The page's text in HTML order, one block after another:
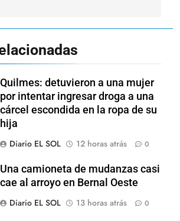
Quilmes: detuvieron a una mujer
por intentar ingresar droga a una
cárcel escondida en la ropa de su
hija
Diario EL SOL
12 horas atrás 0
Una camioneta de mudanzas casi
cae al arroyo en Bernal Oeste
Diario EL SOL
13 horas atrás 0